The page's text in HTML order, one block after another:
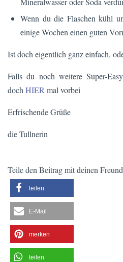
Wenn du die Flaschen kühl
einige Wochen einen guten
Ist doch eigentlich ganz einfach,
Falls du noch weitere Super-
doch HIER mal vorbei
Erfrischende Grüße
die Tullnerin
Teile den Beitrag mit deinen
teilen
E-Mail
merken
teilen